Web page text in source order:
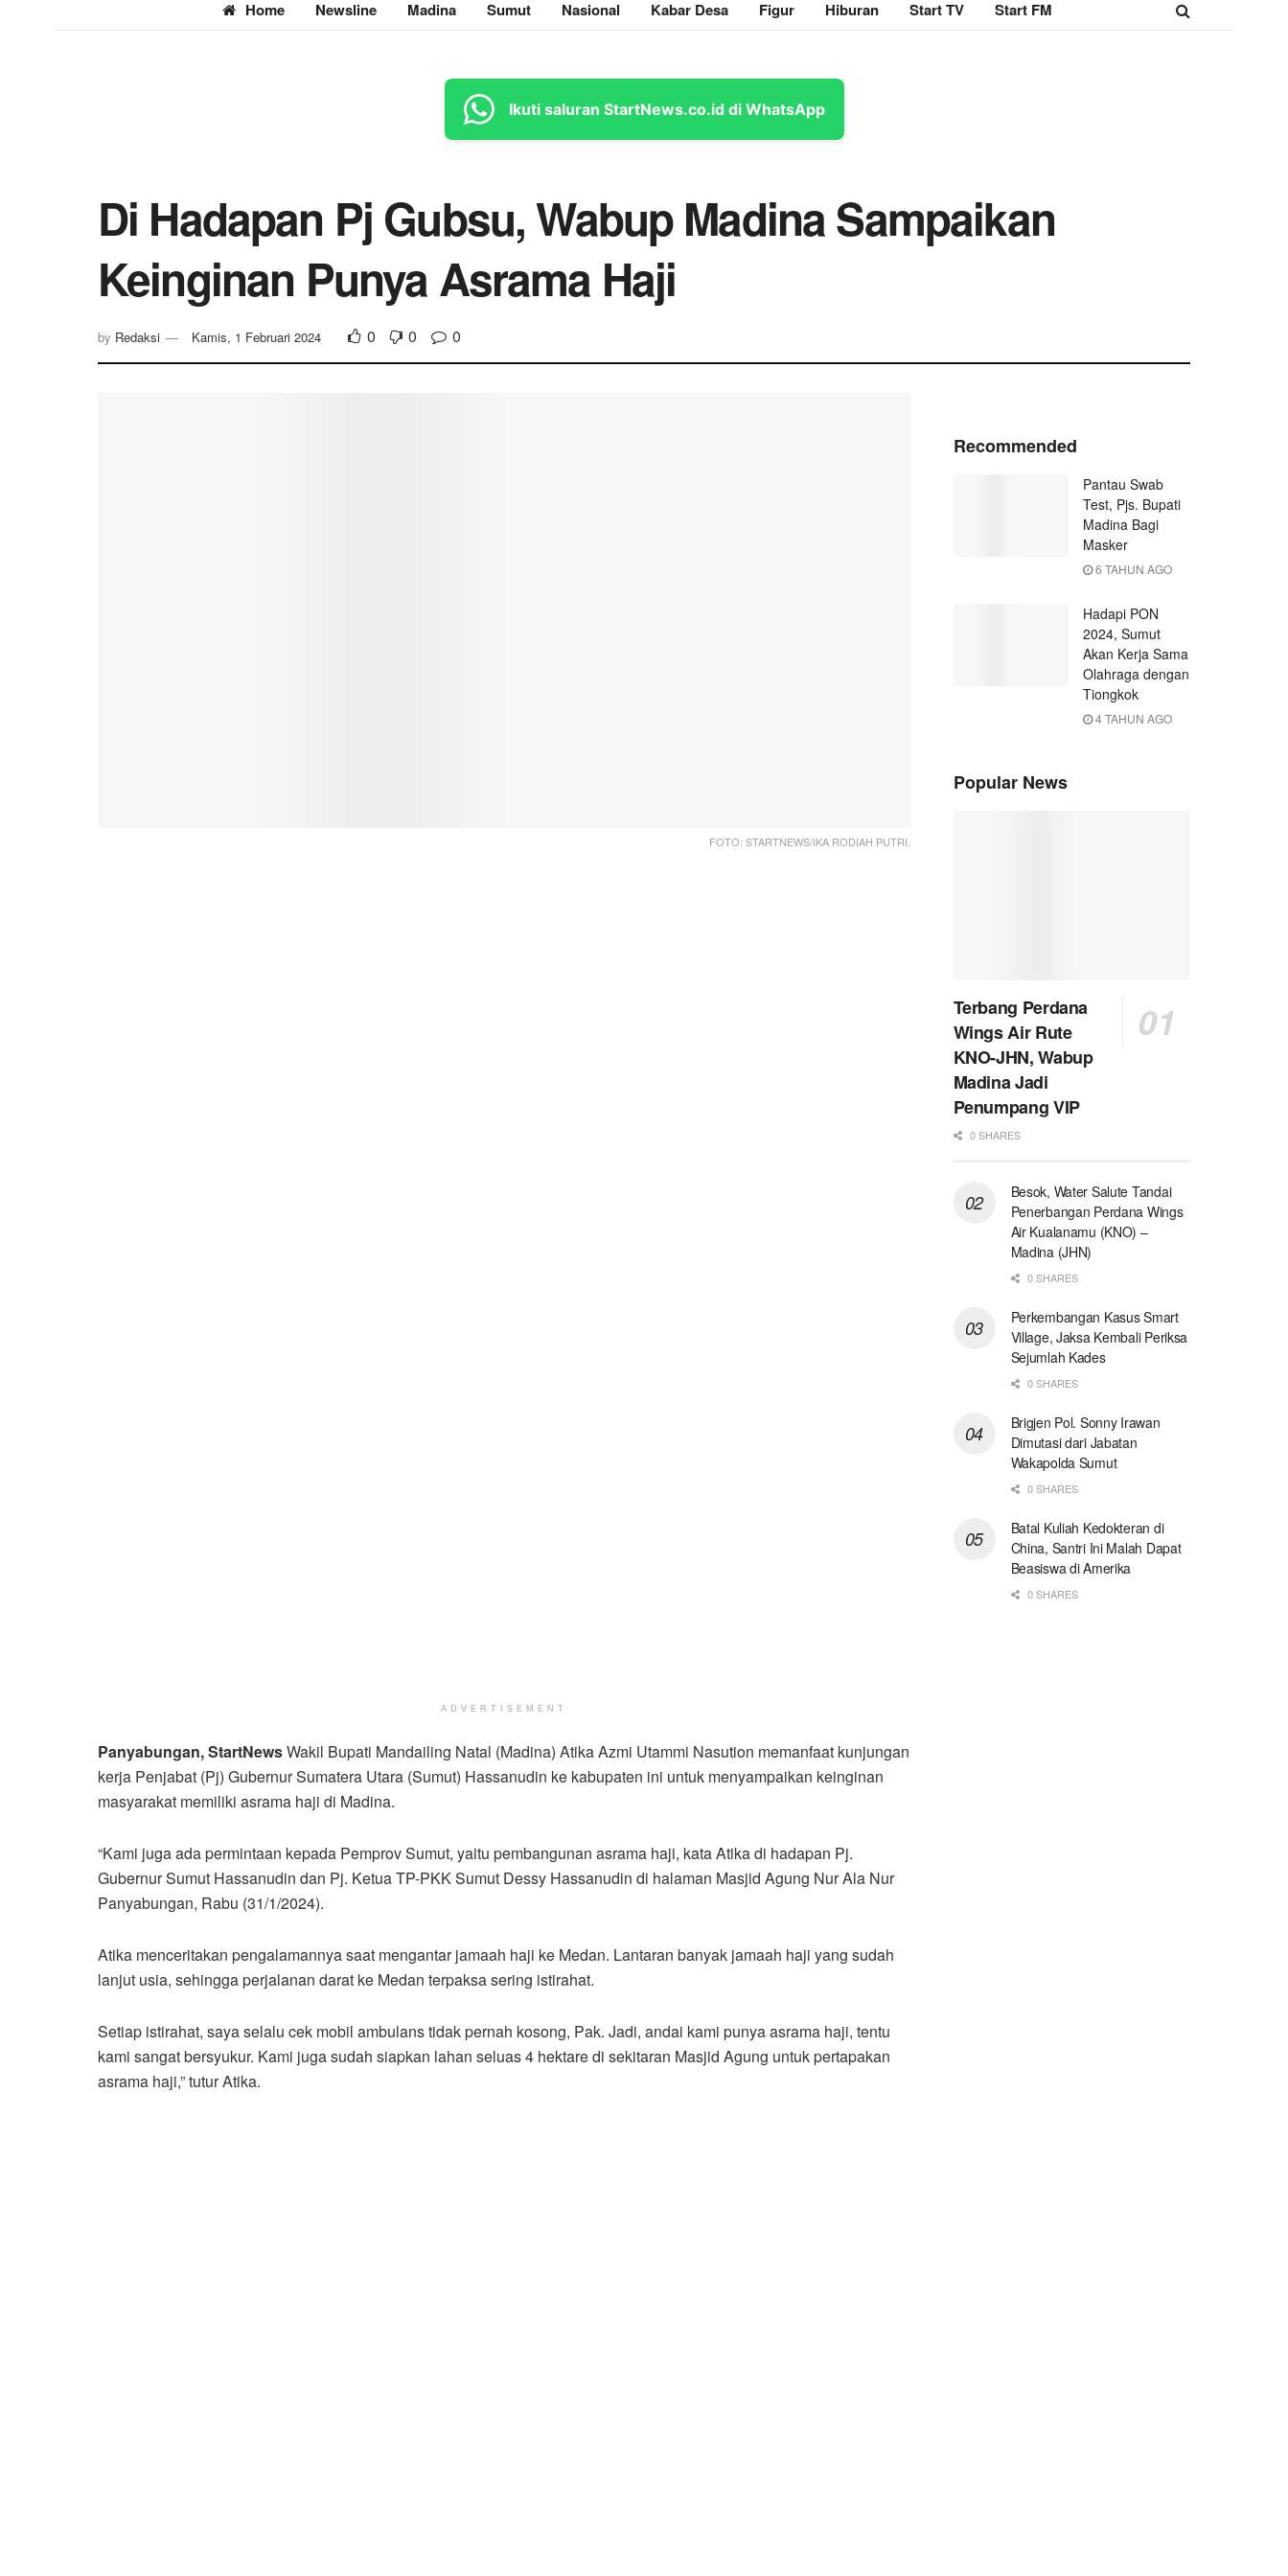
Home Newsline Madina Sumut Nasional Kabar Desa Figur Hiburan Start TV Start FM
Ikuti saluran StartNews.co.id di WhatsApp
Di Hadapan Pj Gubsu, Wabup Madina Sampaikan
Keinginan Punya Asrama Haji
by Redaksi Kamis, 1 Februari 2024 0 0 0
FOTO: STARTNEWS/IKA RODIAH PUTRI.
ADVERTISEMENT
Panyabungan, StartNewsWakil Bupati Mandailing Natal (Madina) Atika Azmi Utammi Nasution memanfaat kunjungan
kerja Penjabat (Pj) Gubernur Sumatera Utara (Sumut) Hassanudin ke kabupaten ini untuk menyampaikan keinginan
masyarakat memiliki asrama haji di Madina.
“Kami juga ada permintaan kepada Pemprov Sumut, yaitu pembangunan asrama haji, kata Atika di hadapan Pj.
Gubernur Sumut Hassanudin dan Pj. Ketua TP-PKK Sumut Dessy Hassanudin di halaman Masjid Agung Nur Ala Nur
Panyabungan, Rabu (31/1/2024).
Atika menceritakan pengalamannya saat mengantar jamaah haji ke Medan. Lantaran banyak jamaah haji yang sudah
lanjut usia, sehingga perjalanan darat ke Medan terpaksa sering istirahat.
Setiap istirahat, saya selalu cek mobil ambulans tidak pernah kosong, Pak. Jadi, andai kami punya asrama haji, tentu
kami sangat bersyukur. Kami juga sudah siapkan lahan seluas 4 hektare di sekitaran Masjid Agung untuk pertapakan
asrama haji,” tutur Atika.
Recommended
Pantau Swab
Test, Pjs. Bupati
Madina Bagi
Masker
6 TAHUN AGO
Hadapi PON
2024, Sumut
Akan Kerja Sama
Olahraga dengan
Tiongkok
4 TAHUN AGO
Popular News
Terbang Perdana
Wings Air Rute
KNO-JHN, Wabup
Madina Jadi
Penumpang VIP
0 SHARES
Besok, Water Salute Tandai
Penerbangan Perdana Wings
Air Kualanamu (KNO) –
Madina (JHN)
0 SHARES
Perkembangan Kasus Smart
Village, Jaksa Kembali Periksa
Sejumlah Kades
0 SHARES
Brigjen Pol. Sonny Irawan
Dimutasi dari Jabatan
Wakapolda Sumut
0 SHARES
Batal Kuliah Kedokteran di
China, Santri Ini Malah Dapat
Beasiswa di Amerika
0 SHARES